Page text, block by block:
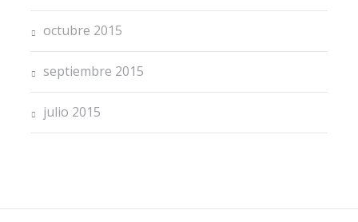
octubre 2015
septiembre 2015
julio 2015